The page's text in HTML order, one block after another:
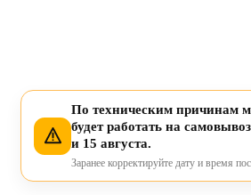
По техническим причинам
будет работать на
и 15 августа.
Заранее корректируйте дату и время